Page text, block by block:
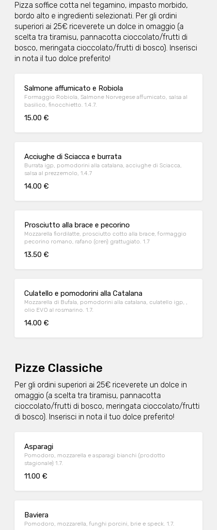
Pizza soffice cotta nel tegamino, impasto morbido,
bordo alto e ingredienti selezionati. Per gli ordini
superiori ai 25€ riceverete un dolce in omaggio (a
scelta tra tiramisu, pannacotta cioccolato/frutti di
bosco, meringata cioccolato/frutti di bosco). Inserisci
in nota il tuo dolce preferito!
Salmone affumicato e Robiola
Formaggio Robiola, Salmone Norvegese affumicato, salsa al
basilico, finocchietto. 1.4.7.
15.00 €
Acciughe di Sciacca e burrata
Burrata igp, pomodorini alla catalana, acciughe di Sciacca,
salsa al prezzemolo, 1.4.7
14.00 €
Prosciutto alla brace e pecorino
Mozzarella fiordilatte, prosciutto cotto alla brace, formaggio
pecorino romano, rafano (cren) grattugiato. 1.7
13.50 €
Culatello e pomodorini alla Catalana
Mozzarella di Bufala, pomodorini alla catalana, culatello igp, ,
olio EVO al rosmarino. 1.7.
14.00 €
Pizze Classiche
Per gli ordini superiori ai 25€ riceverete un dolce in
omaggio (a scelta tra tiramisu, pannacotta
cioccolato/frutti di bosco, meringata cioccolato/frutti
di bosco). Inserisci in nota il tuo dolce preferito!
Asparagi
Pomodoro, mozzarella e asparagi bianchi (prodotto
stagionale) 1.7.
11.00 €
Baviera
Pomodoro, mozzarella, funghi porcini, brie e speck. 1.7.